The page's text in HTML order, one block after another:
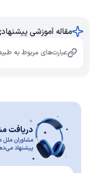
مقاله آموزشی
عبارت‌های مربوط به
دریافت
مشاوران ملل
پیشنهاد